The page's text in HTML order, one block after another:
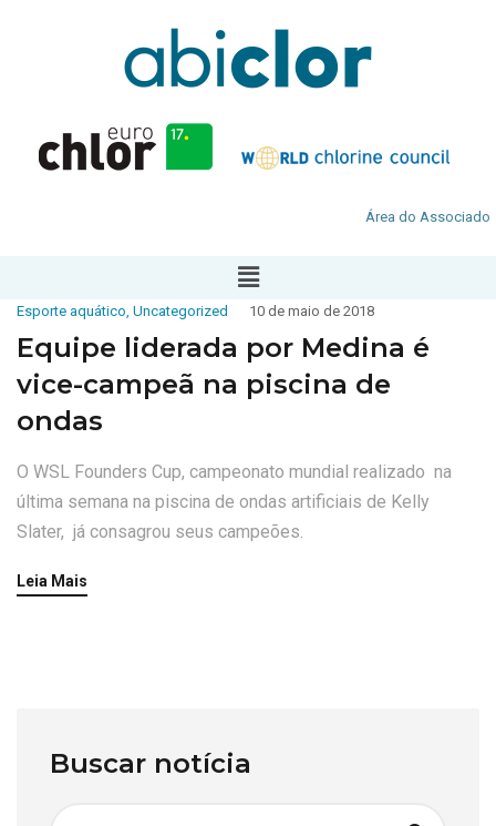
Área do Associado
Esporte aquático, Uncategorized 10 de maio de 2018
Equipe liderada por Medina é
vice-campeã na piscina de
ondas
O WSL Founders Cup, campeonato mundial realizado na
última semana na piscina de ondas artificiais de Kelly
Slater, já consagrou seus campeões.
Leia Mais
Buscar notícia